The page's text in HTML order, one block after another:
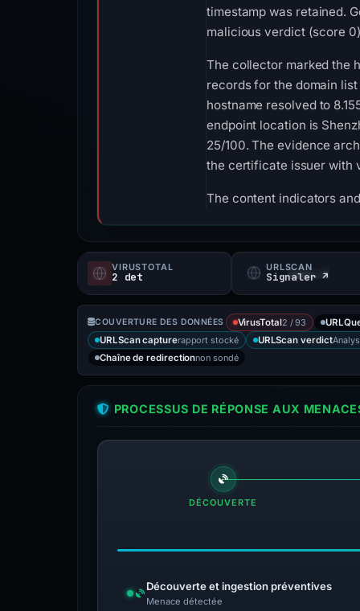
timestamp was retained.
malicious verdict (score
The collector marked the
records for the domain list
hostname resolved to
endpoint location is
25/100. The evidence
the certificate issuer with
The content indicators
VIRUSTOTAL
2 det
URLSCAN
Signaler ↗
COUVERTURE DES DONNÉES VirusTotal2 / 93
URLScan capturerapport stocké URLScan verdict
Chaîne de redirectionnon sondé
PROCESSUS DE RÉPONSE AUX
DÉCOUVERTE
Découverte et ingestion préventives
Menace détectée